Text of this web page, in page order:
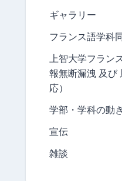
ギャラリー
フランス語学科
上智大学フラン
報無断漏洩 及び
応）
学部・学科の動き
宣伝
雑談